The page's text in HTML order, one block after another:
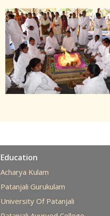
Education
Acharya Kulam
Patanjali Gurukulam
University Of Patanjali